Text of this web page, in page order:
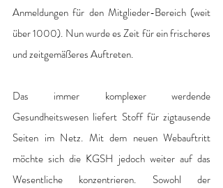
Anmeldungen für den Mitglieder-Bereich (weit
über 1000). Nun wurde es Zeit für ein frischeres
und zeitgemäßeres Auftreten.
Das immer komplexer werdende
Gesundheitswesen liefert Stoff für zigtausende
Seiten im Netz. Mit dem neuen Webauftritt
möchte sich die KGSH jedoch weiter auf das
Wesentliche konzentrieren. Sowohl der